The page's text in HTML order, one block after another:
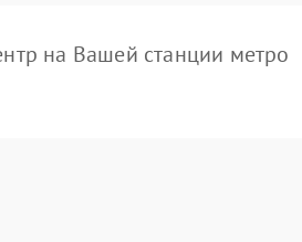
на Вашей станции метро